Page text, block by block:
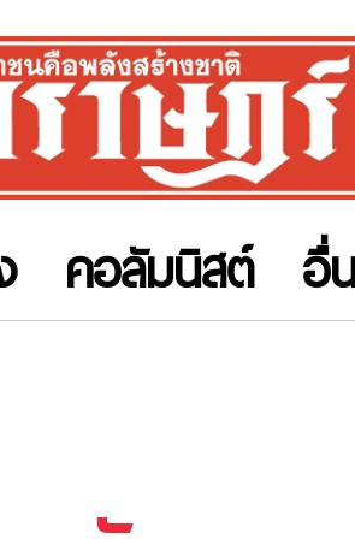
คอลัมนิสต์ อื่